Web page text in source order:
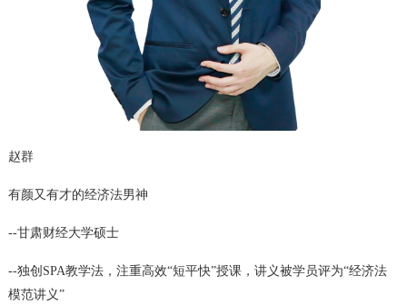
赵群
有颜又有才的经济法男神
--甘肃财经大学硕士
--独创SPA教学法，注重高效“短平快”授课，讲义被学员评为“经济法
模范讲义”